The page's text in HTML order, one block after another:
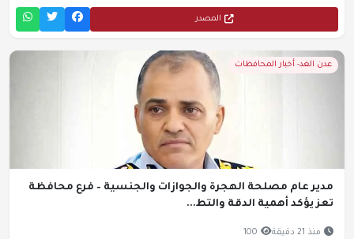
المصدر
عدن الغد- أخبار المحافظات
مدير عام مصلحة الهجرة والجوازات والجنسية – فرع محافظة
تعز يؤكد أهمية الدقة والتط...
منذ 21 دقيقة 100